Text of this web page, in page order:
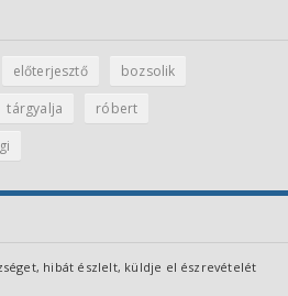
előterjesztő
bozsolik
tárgyalja
róbert
hibát észlelt, küldje el észrevételét